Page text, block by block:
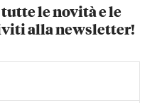
le novità e le
alla newsletter!